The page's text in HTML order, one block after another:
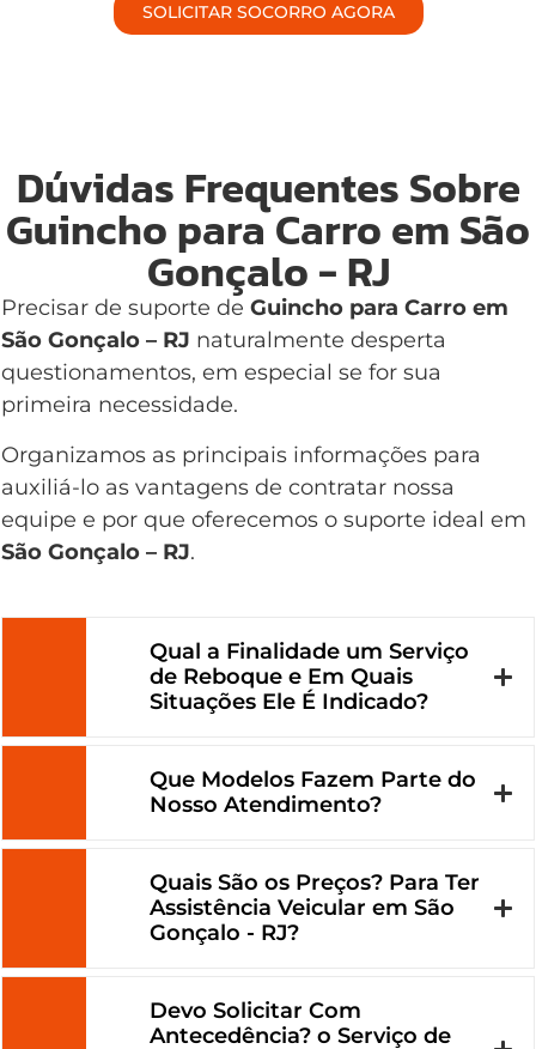
SOLICITAR SOCORRO AGORA
Dúvidas Frequentes Sobre
Guincho para Carro em São
Gonçalo - RJ
Precisar de suporte de Guincho para Carro em
São Gonçalo – RJ naturalmente desperta
questionamentos, em especial se for sua
primeira necessidade.
Organizamos as principais informações para
auxiliá-lo as vantagens de contratar nossa
equipe e por que oferecemos o suporte ideal em
São Gonçalo – RJ.
Qual a Finalidade um Serviço
de Reboque e Em Quais
Situações Ele É Indicado?
Que Modelos Fazem Parte do
Nosso Atendimento?
Quais São os Preços? Para Ter
Assistência Veicular em São
Gonçalo - RJ?
Devo Solicitar Com
Antecedência? o Serviço de